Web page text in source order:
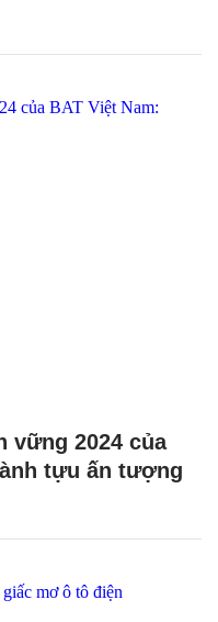
vững 2024 của
tựu ấn tượng